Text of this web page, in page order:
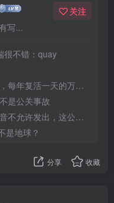
写...
关注
很不错：quay
年复活一天的万事屋
是公关事故
做大了就是我国乃至全世界的灾难
是地球？
分享 收藏